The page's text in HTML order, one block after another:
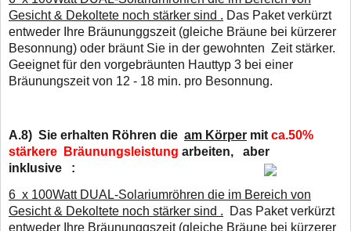
Gesicht & Dekoltete noch stärker sind . Das Paket verkürzt
entweder Ihre Bräununggszeit (gleiche Bräune bei kürzerer
Besonnung) oder bräunt Sie in der gewohnten Zeit stärker.
Geeignet für den vorgebräunten Hauttyp 3 bei einer
Bräunungszeit von 12 - 18 min. pro Besonnung.
A.8) Sie erhalten Röhren die am Körper mit ca.50%
stärkere Bräunungsleistung arbeiten, aber
inklusive :
6 x 100Watt DUAL-Solariumröhren die im Bereich von
Gesicht & Dekoltete noch stärker sind . Das Paket verkürzt
entweder Ihre Bräununggszeit (gleiche Bräune bei kürzerer